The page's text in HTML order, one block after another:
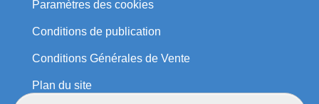
Paramètres des cookies
Conditions de publication
Conditions Générales de Vente
Plan du site